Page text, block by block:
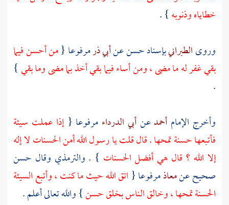
خطاياه وذنوبه} .
وروىالطبرانيبإسناد حسن عنأبي ذرمرفوعا {من أحسن فيما
بقي غفر له ما مضى ، ومن أساء فيما بقي أخذ بما مضى وما بقي}
.
وأخرج الإمام أحمدعنأبي الدرداء مرفوعا {إذا عملت سيئة
فأتبعها حسنة تمحها . قال قلت يا رسول الله أمن الحسنات لا إله
إلا الله ؟ قال هي أفضل الحسنات } . والترمذي وقال حسن
صحيح عنمعاذمرفوعا { اتق الله حيث ما كنت ، وأتبع السيئة
الحسنة تمحها ، وخالق الناس بخلق حسن} والله تعالى أعلم .